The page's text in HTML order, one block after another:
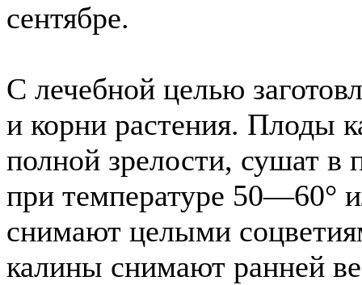
сентябре.
С лечебной целью
и корни растения. Плоды
полной зрелости, сушат в
при температуре 50—60°
снимают целыми
калины снимают ранней